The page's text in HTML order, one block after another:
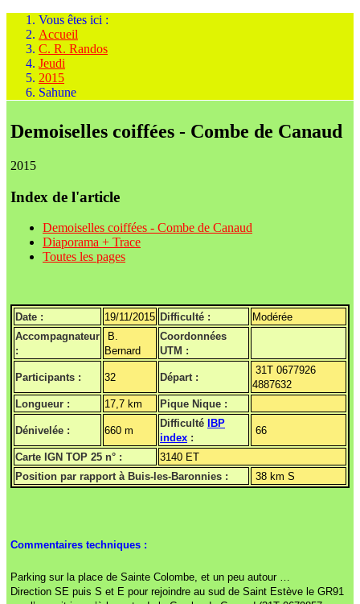
Vous êtes ici :
Accueil
C. R. Randos
Jeudi
2015
Sahune
Demoiselles coiffées - Combe de Canaud
2015
Index de l'article
Demoiselles coiffées - Combe de Canaud
Diaporama + Trace
Toutes les pages
Date : 19/11/2015 Difficulté :
Modérée
Accompagnateur
:
B.
Bernard
Coordonnées
UTM :
Participants : 32 Départ :
31T 0677926
4887632
Longueur :
17,7 km Pique Nique :
Dénivelée : 660 m
Difficulté
IBP
index :
66
Carte IGN TOP 25 n° :
3140 ET
Position par rapport à Buis-les-Baronnies :
38 km S
Commentaires techniques :
Parking sur la place de Sainte Colombe, et un peu autour …
Direction SE puis S et E pour rejoindre au sud de Saint Estève le GR91